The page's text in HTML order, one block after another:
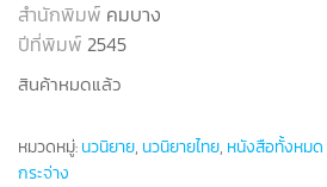
สำนักพิมพ์ คมบาง
ปีที่พิมพ์ 2545
สินค้าหมดแล้ว
หมวดหมู่:นวนิยาย, นวนิยายไทย, หนังสือทั้งหมด
กระจ่าง